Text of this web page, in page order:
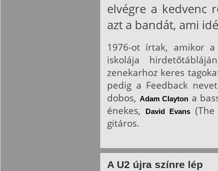
elvégre a kedvenc
azt a bandát, ami
1976-ot írtak, amikor
iskolája
zenekarhoz keres
pedig a Feedback
dobos, Adam Clayton a
énekes,
David Evans(The
gitáros.
A U2 újra színre lép